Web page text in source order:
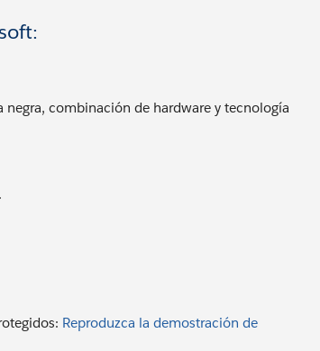
negra, combinación de hardware y tecnología
Reproduzca la demostración de